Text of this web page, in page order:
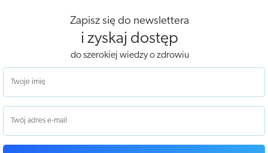
Zapisz się do newslettera
i zyskaj dostęp
do szerokiej wiedzy o zdrowiu